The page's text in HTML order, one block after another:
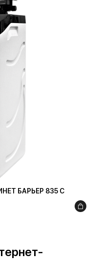
БАРЬЕР 835 С